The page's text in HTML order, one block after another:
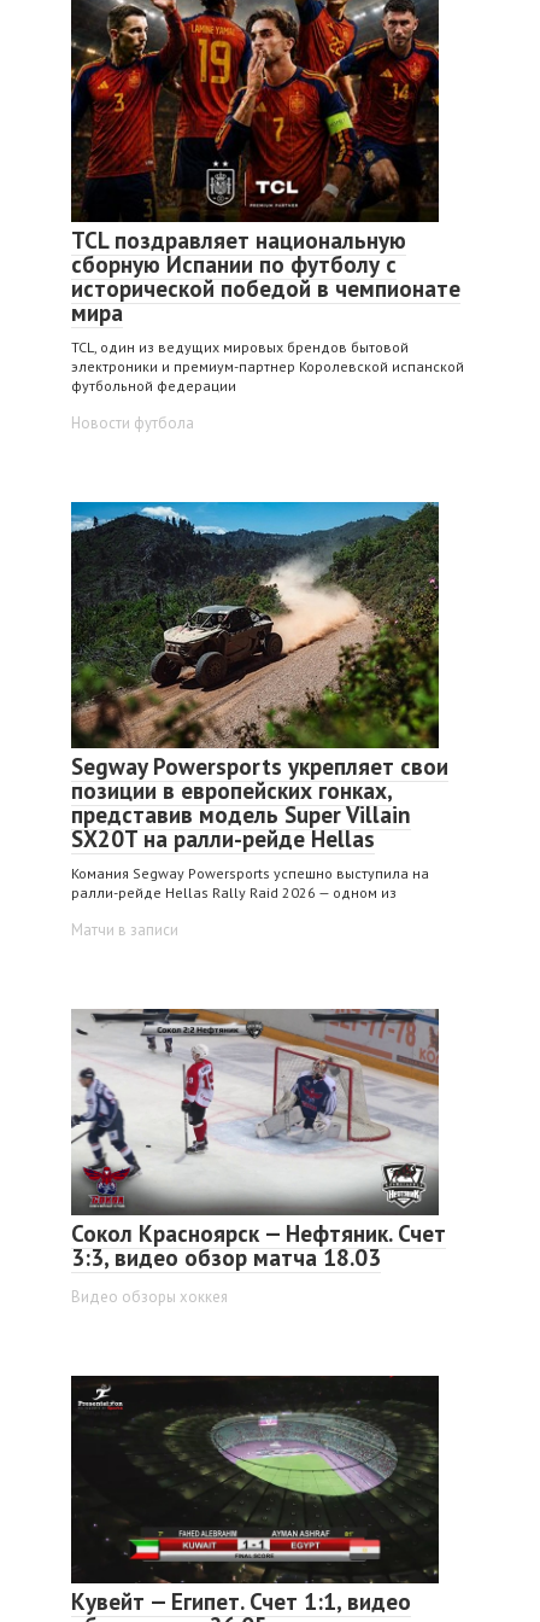
TCL поздравляет национальную
сборную Испании по футболу с
исторической победой в чемпионате
мира
TCL, один из ведущих мировых брендов бытовой
электроники и премиум-партнер Королевской испанской
футбольной федерации
Новости футбола
Segway Powersports укрепляет свои
позиции в европейских гонках,
представив модель Super Villain
SX20T на ралли-рейде Hellas
Комания Segway Powersports успешно выступила на
ралли-рейде Hellas Rally Raid 2026 — одном из
Матчи в записи
Сокол Красноярск — Нефтяник. Счет
3:3, видео обзор матча 18.03
Видео обзоры хоккея
Кувейт — Египет. Счет 1:1, видео